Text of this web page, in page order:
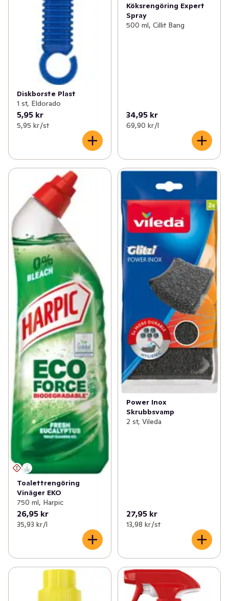
Diskborste Plast
1 st, Eldorado
5,95 kr
5,95 kr /st
Köksrengöring Expert
Spray
500 ml, Cillit Bang
34,95 kr
69,90 kr /l
Toalettrengöring
Vinäger EKO
750 ml, Harpic
26,95 kr
35,93 kr /l
Power Inox
Skrubbsvamp
2 st, Vileda
27,95 kr
13,98 kr /st